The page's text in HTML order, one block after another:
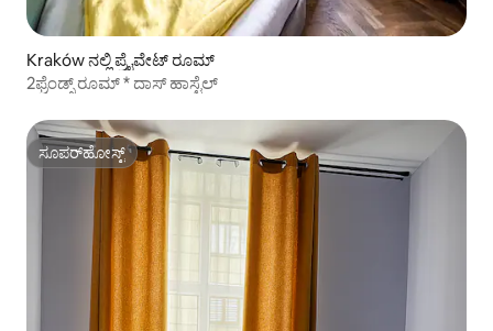
Kraków ನಲ್ಲಿ ಪ್ರೈವೇಟ್ ರೂಮ್
2ಫ್ರೆಂಡ್ಸ್ ರೂಮ್ * ದಾಸ್ ಹಾಸ್ಟೆಲ್
ಸೂಪರ್‌ಹೋಸ್ಟ್
ಸೂಪರ್‌ಹೋಸ್ಟ್